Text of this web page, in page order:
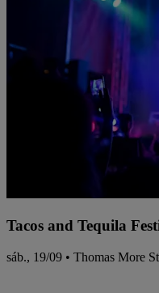
Tacos and Tequila
sáb., 19/09 • Thomas More